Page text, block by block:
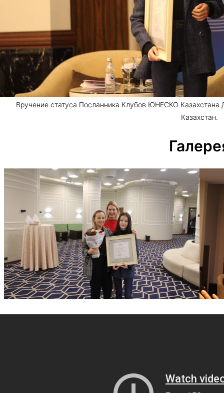
Вручение статуса Посланника Клубов ЮНЕСКО Казахстана
Казахстан.